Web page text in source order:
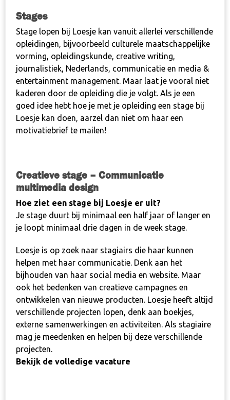
Stages
Stage lopen bij Loesje kan vanuit allerlei verschillende
opleidingen, bijvoorbeeld culturele maatschappelijke
vorming, opleidingskunde, creative writing,
journalistiek, Nederlands, communicatie en media &
entertainment management. Maar laat je vooral niet
kaderen door de opleiding die je volgt. Als je een
goed idee hebt hoe je met je opleiding een stage bij
Loesje kan doen, aarzel dan niet om haar een
motivatiebrief te mailen!
Creatieve stage – Communicatie
multimedia design
Hoe ziet een stage bij Loesje er uit?
Je stage duurt bij minimaal een half jaar of langer en
je loopt minimaal drie dagen in de week stage.
Loesje is op zoek naar stagiairs die haar kunnen
helpen met haar communicatie. Denk aan het
bijhouden van haar social media en website. Maar
ook het bedenken van creatieve campagnes en
ontwikkelen van nieuwe producten. Loesje heeft altijd
verschillende projecten lopen, denk aan boekjes,
externe samenwerkingen en activiteiten. Als stagiaire
mag je meedenken en helpen bij deze verschillende
projecten.
Bekijk de volledige vacature